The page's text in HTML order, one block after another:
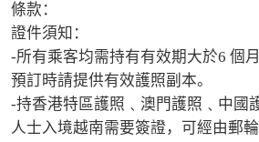
條款：
證件須知：
-所有乘客均需持有有效期大於6 個
預訂時請提供有效護照副本。
-持香港特區護照﹑澳門護照﹑中國
人士入境越南需要簽證，可經由郵